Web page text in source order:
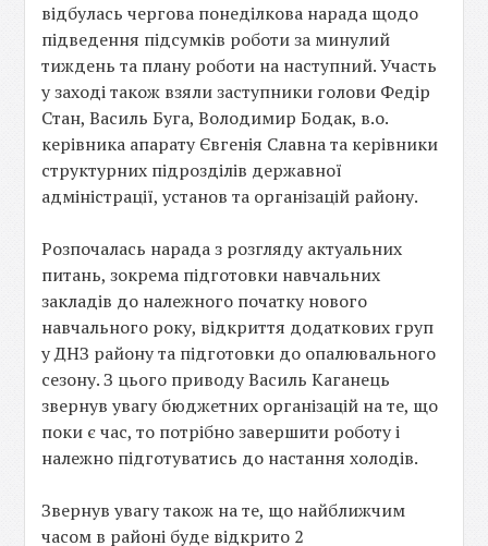
відбулась чергова понеділкова нарада щодо
підведення підсумків роботи за минулий
тиждень та плану роботи на наступний. Участь
у заході також взяли заступники голови Федір
Стан, Василь Буга, Володимир Бодак, в.о.
керівника апарату Євгенія Славна та керівники
структурних підрозділів державної
адміністрації, установ та організацій району.
Розпочалась нарада з розгляду актуальних
питань, зокрема підготовки навчальних
закладів до належного початку нового
навчального року, відкриття додаткових груп
у ДНЗ району та підготовки до опалювального
сезону. З цього приводу Василь Каганець
звернув увагу бюджетних організацій на те, що
поки є час, то потрібно завершити роботу і
належно підготуватись до настання холодів.
Звернув увагу також на те, що найближчим
часом в районі буде відкрито 2